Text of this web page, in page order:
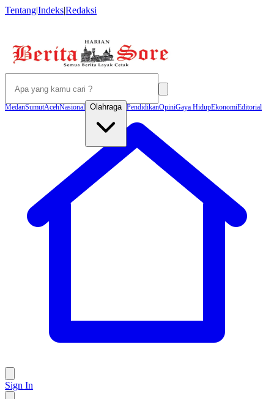
Tentang|Indeks|Redaksi
MedanSumutAcehNasional Olahraga PendidikanOpiniGaya HidupEkonomiEditorial
Sign In